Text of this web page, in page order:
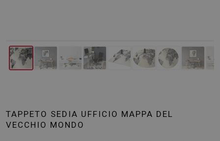
TAPPETO SEDIA UFFICIO MAPPA DEL
VECCHIO MONDO